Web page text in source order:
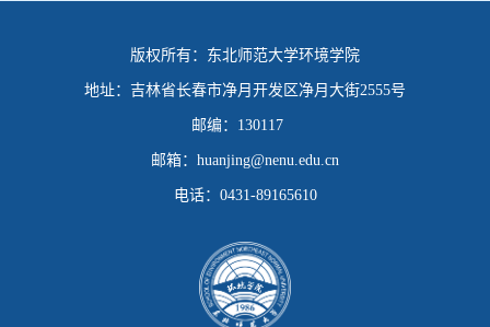
版权所有： 东北师范大学环境学院
地址： 吉林省长春市净月开发区净月大街2555号
邮编： 130117
邮箱： huanjing@nenu.edu.cn
电话： 0431-89165610